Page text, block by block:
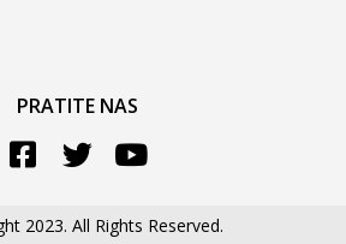
PRATITE NAS
2023. All Rights Reserved.